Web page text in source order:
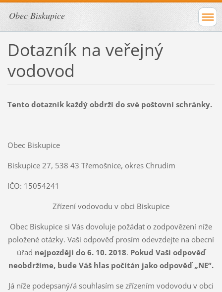
Obec Biskupice
Dotazník na veřejný
vodovod
Tento dotazník každý obdrží do své poštovní schránky.
Obec Biskupice
Biskupice 27, 538 43 Třemošnice, okres Chrudim
IČO: 15054241
Zřízení vodovodu v obci Biskupice
Obec Biskupice si Vás dovoluje požádat o zodpovězení níže
položené otázky. Vaši odpověď prosím odevzdejte na obecní
úřad nejpozději do 6. 10. 2018. Pokud Vaši odpověď
neobdržíme, bude Váš hlas počítán jako odpověď „NE“.
Já níže podepsaný/á souhlasím se zřízením vodovodu v obci